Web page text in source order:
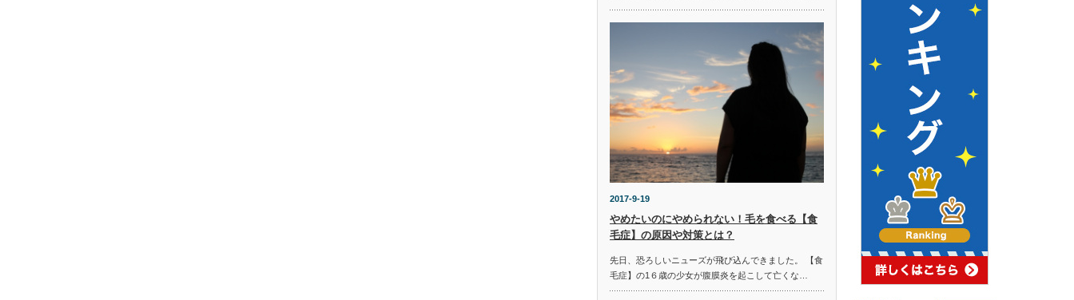
2017-9-19
やめたいのにやめられない！毛を食べる【食
毛症】の原因や対策とは？
先日、恐ろしいニューズが飛び込んできました。 【食
毛症】の1６歳の少女が腹膜炎を起こして亡くな…